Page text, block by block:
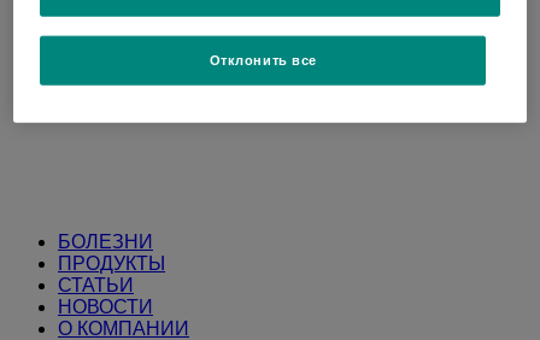
БОЛЕЗНИ
ПРОДУКТЫ
СТАТЬИ
НОВОСТИ
О КОМПАНИИ
Отклонить все